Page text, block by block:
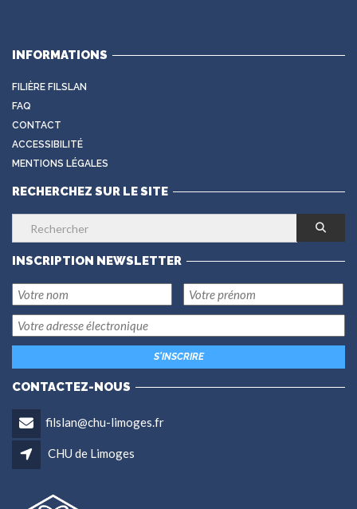
INFORMATIONS
FILIÈRE FILSLAN
FAQ
CONTACT
ACCESSIBILITÉ
MENTIONS LÉGALES
RECHERCHEZ SUR LE SITE
INSCRIPTION NEWSLETTER
CONTACTEZ-NOUS
filslan@chu-limoges.fr
CHU de Limoges